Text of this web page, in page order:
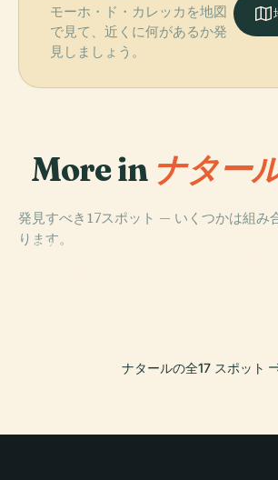
モーホ・ド・カレッカを地図
で見て、近くに何があるか発
見しましょう。
More in ナター
発見すべき17スポット — いくつかは組み
ります。
PLACE
PLACE
ナタールの全17 スポット